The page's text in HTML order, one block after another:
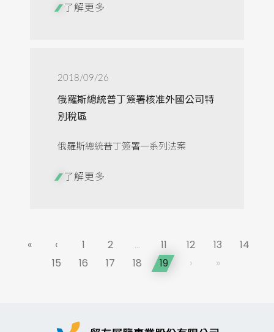
了解更多
2018/09/26
俄羅斯總統普丁簽署核准外國公司特
別稅區
俄羅斯總統普丁簽署一系列法案
了解更多
« ‹ 1 2 ... 11 12 13
14
15
16 17 18 19 › »